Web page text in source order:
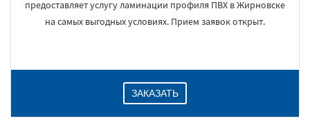
предоставляет услугу ламинации профиля ПВХ в Жирновске
на самых выгодных условиях. Прием заявок открыт.
ЗАКАЗАТЬ